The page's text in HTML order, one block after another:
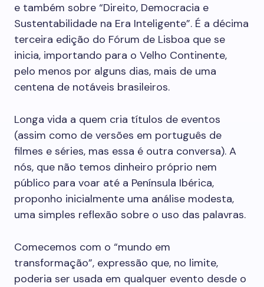
e também sobre “Direito, Democracia e
Sustentabilidade na Era Inteligente”. É a décima
terceira edição do Fórum de Lisboa que se
inicia, importando para o Velho Continente,
pelo menos por alguns dias, mais de uma
centena de notáveis brasileiros.
Longa vida a quem cria títulos de eventos
(assim como de versões em português de
filmes e séries, mas essa é outra conversa). A
nós, que não temos dinheiro próprio nem
público para voar até a Península Ibérica,
proponho inicialmente uma análise modesta,
uma simples reflexão sobre o uso das palavras.
Comecemos com o “mundo em
transformação”, expressão que, no limite,
poderia ser usada em qualquer evento desde o